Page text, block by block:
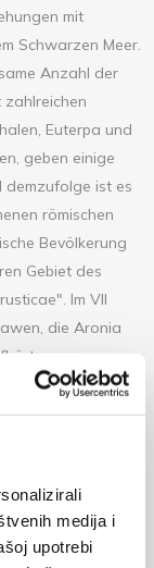
medija i
upotrebi
mit
Schwarzen Meer.
Anzahl der
Euterpa und
geben einige
demzufolge ist es
römischen
Bevölkerung
Gebiet des
Im VII
die Aronia
Spuren des
aus Bast
und es ist
als Unterkunft